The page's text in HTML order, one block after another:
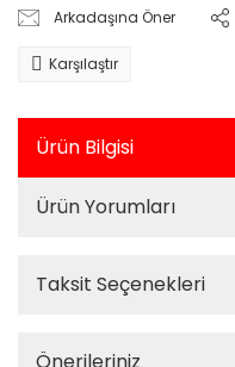
Arkadaşına Öner
Karşılaştır
Ürün Bilgisi
Ürün Yorumları
Taksit Seçenekleri